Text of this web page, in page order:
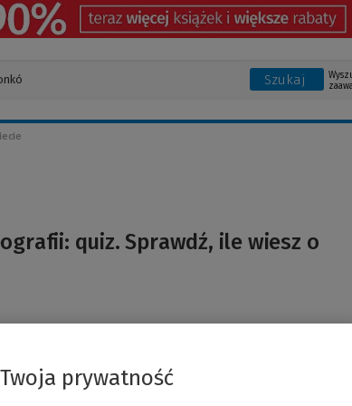
Szukaj
quiz. Sprawdź, ile wiesz o
Twoja prywatność